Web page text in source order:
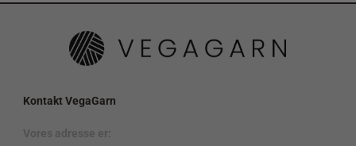
Kontakt VegaGarn
Vores adresse er: